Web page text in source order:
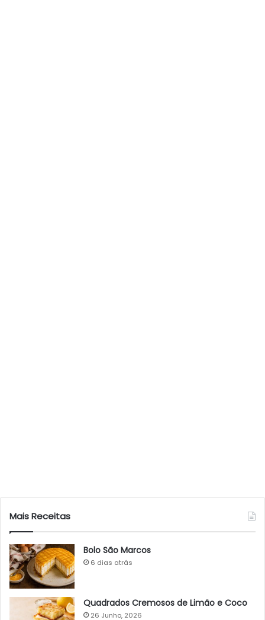
Mais Receitas
Bolo São Marcos
6 dias atrás
Quadrados Cremosos de Limão e Coco
26 Junho, 2026